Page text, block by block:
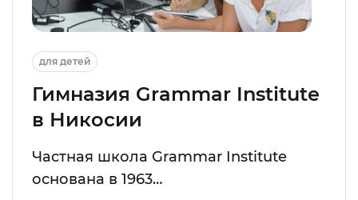
для детей
Гимназия Grammar Institute
в Никосии
Частная школа Grammar Institute
основана в 1963…